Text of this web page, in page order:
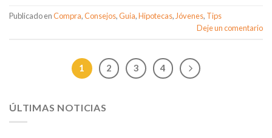
Publicado enCompra,Consejos,Guia,Hipotecas, Jóvenes, Tips
Deje un comentario
1 2 3 4
ÚLTIMAS NOTICIAS